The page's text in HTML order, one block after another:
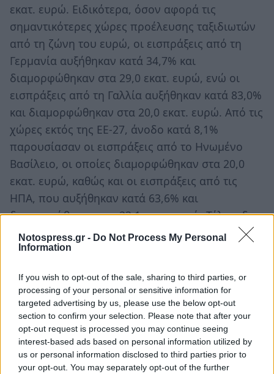
Notospress.gr - Do Not Process My Personal
Information
If you wish to opt-out of the sale, sharing to third parties, or
processing of your personal or sensitive information for
targeted advertising by us, please use the below opt-out
section to confirm your selection. Please note that after your
opt-out request is processed you may continue seeing
interest-based ads based on personal information utilized by
us or personal information disclosed to third parties prior to
your opt-out. You may separately opt-out of the further
εκατ. ευρώ. Ειδικότερα, όσον αφορά τις
σημαντικότερες χώρες προέλευσης ταξιδιωτών
από τη ζώνη του ευρώ, οι εισπράξεις από τη
Γερμανία αυξήθηκαν κατά 34,7% και
διαμορφώθηκαν στα 29,0 εκατ. ευρώ, ενώ οι
εισπράξεις από τη Γαλλία αυξήθηκαν κατά 83,0%
και διαμορφώθηκαν στα 20,0 εκατ. ευρώ. Από τις
χώρες εκτός της ΕΕ-27, άνοδο κατά 8,1%
παρουσίασαν οι εισπράξεις από το Ηνωμένο
Βασίλειο, οι οποίες διαμορφώθηκαν στα 20,0
εκατ. ευρώ, καθώς και οι εισπράξεις από τις
ΗΠΑ, που αυξήθηκαν κατά 63,6% και
διαμορφώθηκαν στα 23,1 εκατ. ευρώ. Τέλος, δεν
σημειώθηκαν εισπράξεις από τη Ρωσία.
Ακολουθήστε τοnotospress.grστο Google News και
μάθετε πρώτοιόλες τις ειδήσεις
TAGS: ΤΟΥΡΙΣΜΟΣ ΤΡΑΠΕΖΑ ΤΗΣ ΕΛΛΑΔΟΣ